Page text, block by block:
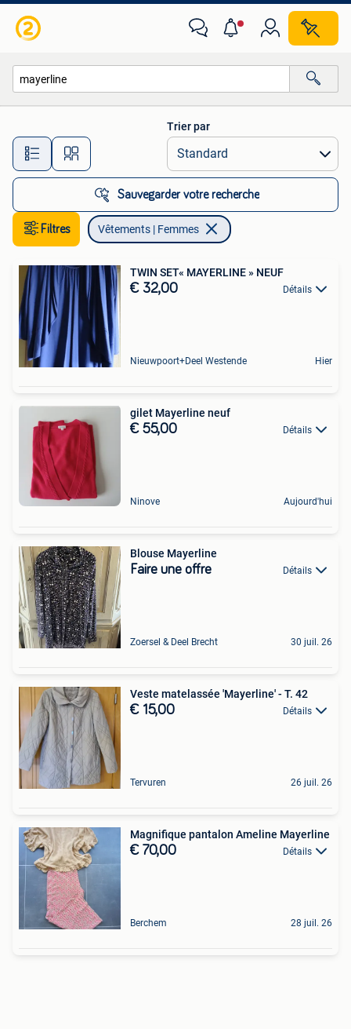
Toutes les distances…
Trier par
Sauvegarder votre recherche
Filtres Vêtements | Femmes
TWIN SET« MAYERLINE » NEUF
€ 32,00 Détails
Nieuwpoort+Deel Westende Hier
gilet Mayerline neuf
€ 55,00 Détails
Ninove Aujourd'hui
Blouse Mayerline
Faire une offre Détails
Zoersel & Deel Brecht 30 juil. 26
Veste matelassée 'Mayerline' - T. 42
€ 15,00 Détails
Tervuren 26 juil. 26
Magnifique pantalon Ameline Mayerline
€ 70,00 Détails
Berchem 28 juil. 26